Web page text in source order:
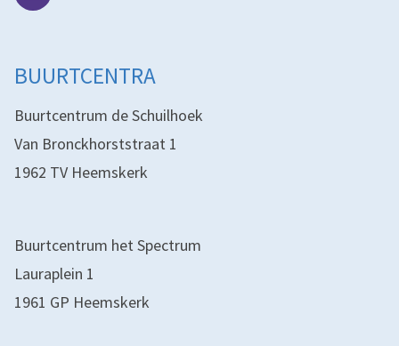
BUURTCENTRA
Buurtcentrum de Schuilhoek
Van Bronckhorststraat 1
1962 TV Heemskerk
Buurtcentrum het Spectrum
Lauraplein 1
1961 GP Heemskerk